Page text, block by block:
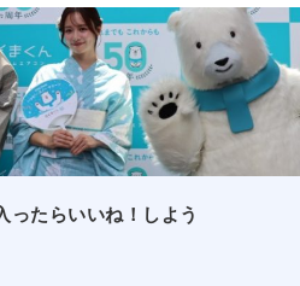
ったらいいね！しよう